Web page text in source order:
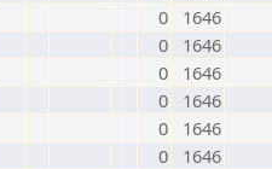
0
1646
0
1646
0
1646
0
1646
0
1646
0
1646